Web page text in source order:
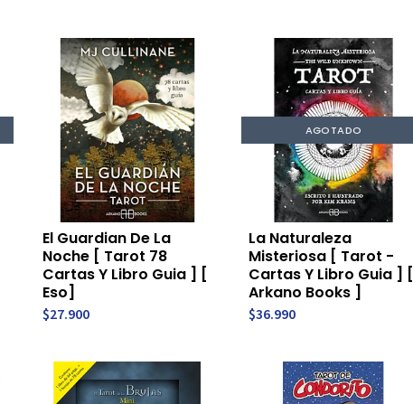
El Guardian De La
Noche [ Tarot 78
Cartas Y Libro Guia ] [
Eso]
$27.900
AGOTADO
La Naturaleza
Misteriosa [ Tarot -
Cartas Y Libro Guia ] [
Arkano Books ]
$36.990